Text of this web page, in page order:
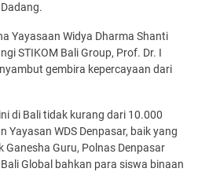
Yayasaan Widya Dharma Shanti
STIKOM Bali Group, Prof. Dr. I
gembira kepercayaan dari
di Bali tidak kurang dari 10.000
Yayasan WDS Denpasar, baik yang
Ganesha Guru, Polnas Denpasar
Global bahkan para siswa binaan